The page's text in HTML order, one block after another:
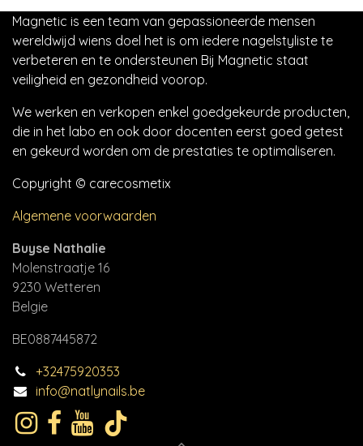
Magnetic is een team van gepassioneerde mensen
wereldwijd wiens doel het is om iedere nagelstyliste te
verbeteren en te ondersteunen Bij Magnetic staat
veiligheid en gezondheid voorop.
We werken en verkopen enkel goedgekeurde producten,
die in het labo en ook door docenten eerst goed getest
en gekeurd worden om de prestaties te optimaliseren.
Copyright © carecosmetix
Algemene voorwaarden
Buyse Nathalie
Molenstraatje 16
9230 Wetteren
Belgie
BE0887445872
+32475920353
info@natlynails.be